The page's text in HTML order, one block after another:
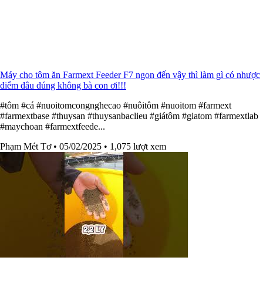
Máy cho tôm ăn Farmext Feeder F7 ngon đến vậy thì làm gì có nhược
điểm đâu đúng không bà con ơi!!!
#tôm #cá #nuoitomcongnghecao #nuôitôm #nuoitom #farmext
#farmextbase #thuysan #thuysanbaclieu #giátôm #giatom #farmextlab
#maychoan #farmextfeede...
Phạm Mét Tơ • 05/02/2025 • 1,075 lượt xem